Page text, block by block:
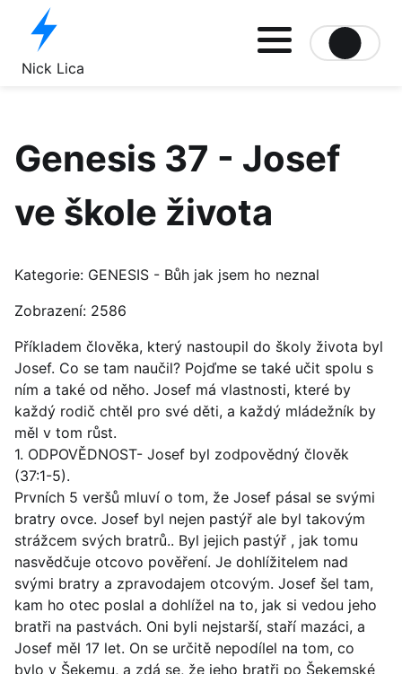
Nick Lica
Genesis 37 - Josef
ve škole života
Kategorie: GENESIS - Bůh jak jsem ho neznal
Zobrazení: 2586
Příkladem člověka, který nastoupil do školy života byl
Josef. Co se tam naučil? Pojďme se také učit spolu s
ním a také od něho. Josef má vlastnosti, které by
každý rodič chtěl pro své děti, a každý mládežník by
měl v tom růst.
1. ODPOVĚDNOST- Josef byl zodpovědný člověk
(37:1-5).
Prvních 5 veršů mluví o tom, že Josef pásal se svými
bratry ovce. Josef byl nejen pastýř ale byl takovým
strážcem svých bratrů.. Byl jejich pastýř , jak tomu
nasvědčuje otcovo pověření. Je dohlížitelem nad
svými bratry a zpravodajem otcovým. Josef šel tam,
kam ho otec poslal a dohlížel na to, jak si vedou jeho
bratři na pastvách. Oni byli nejstarší, staří mazáci, a
Josef měl 17 let. On se určitě nepodílel na tom, co
bylo v Šekemu, a zdá se, že jeho bratři po Šekemské